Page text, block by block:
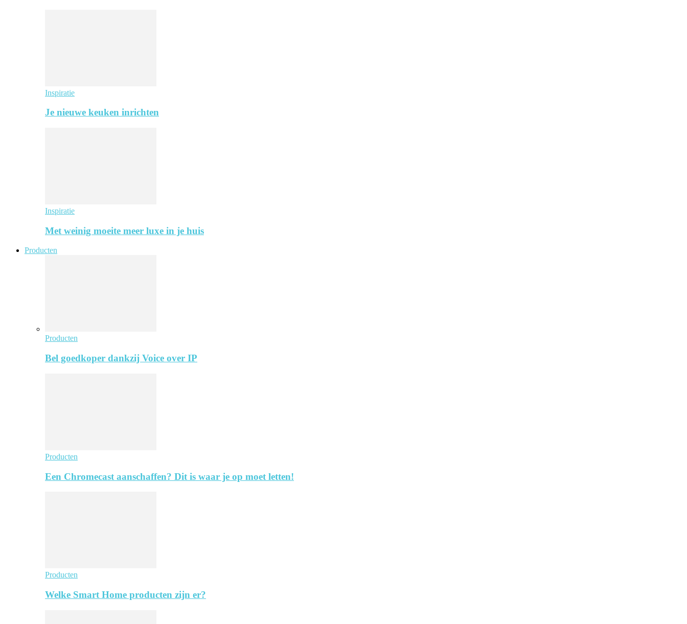
Inspiratie
Je nieuwe keuken inrichten
Inspiratie
Met weinig moeite meer luxe in je huis
Producten
Producten
Bel goedkoper dankzij Voice over IP
Producten
Een Chromecast aanschaffen? Dit is waar je op moet letten!
Producten
Welke Smart Home producten zijn er?